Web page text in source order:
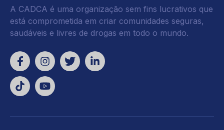
A CADCA é uma organização sem fins lucrativos que
está comprometida em criar comunidades seguras,
saudáveis e livres de drogas em todo o mundo.